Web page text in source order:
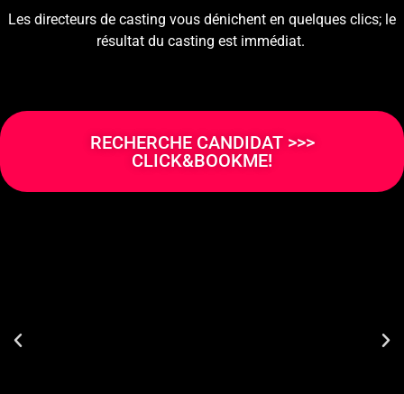
Les directeurs de casting vous dénichent en quelques clics; le
résultat du casting est immédiat.
RECHERCHE CANDIDAT >>>
CLICK&BOOKME!